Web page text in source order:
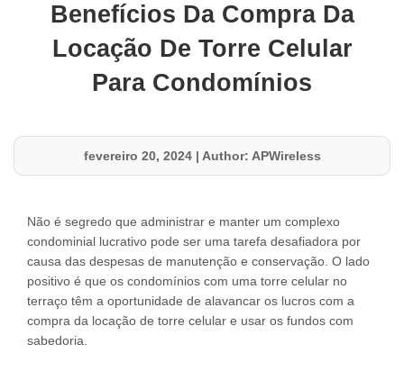
Benefícios Da Compra Da
Locação De Torre Celular
Para Condomínios
fevereiro 20, 2024| Author: APWireless
Não é segredo que administrar e manter um complexo
condominial lucrativo pode ser uma tarefa desafiadora por
causa das despesas de manutenção e conservação. O lado
positivo é que os condomínios com uma torre celular no
terraço têm a oportunidade de alavancar os lucros com a
compra da locação de torre celular e usar os fundos com
sabedoria.